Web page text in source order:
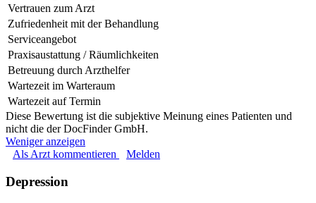
Vertrauen zum Arzt
Zufriedenheit mit der Behandlung
Serviceangebot
Praxisaustattung / Räumlichkeiten
Betreuung durch Arzthelfer
Wartezeit im Warteraum
Wartezeit auf Termin
Diese Bewertung ist die subjektive Meinung eines Patienten und
nicht die der DocFinder GmbH.
Weniger anzeigen
Als Arzt kommentieren
Melden
Depression